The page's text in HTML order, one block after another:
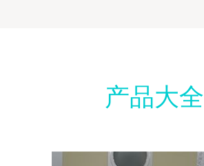
产品大全